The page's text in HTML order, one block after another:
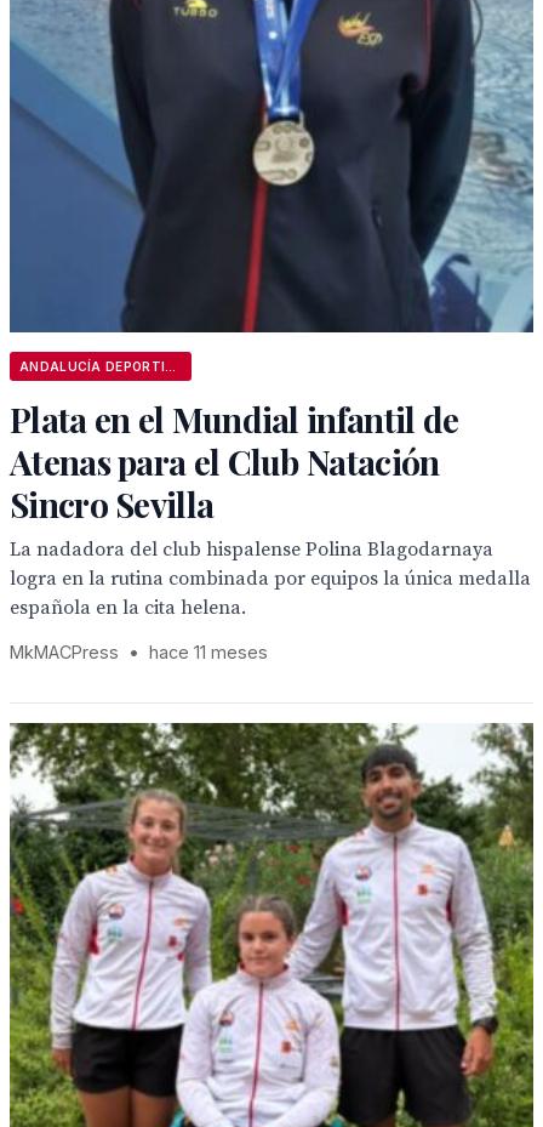
Plata en el Mundial infantil de
Atenas para el Club Natación
Sincro Sevilla
La nadadora del club hispalense Polina Blagodarnaya
logra en la rutina combinada por equipos la única medalla
española en la cita helena.
MkMACPress • hace 11 meses